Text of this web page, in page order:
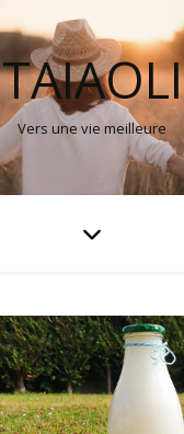
TAIAOLI
Vers une vie meilleure